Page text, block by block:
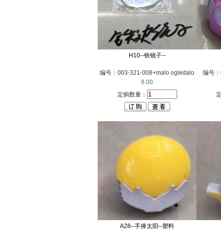
H10--铁镜子--
编号：003-321-008+malo ogledalo
8.00
定购数量：
编号
A28--手捧太阳--塑料